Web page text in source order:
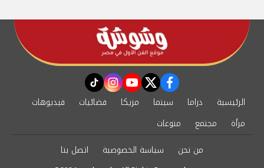
facebook
twitter
youtube
instagram
tiktok
الرئيسية دراما سينما مزيكا فضائيات
فيديوهات
مرأة
مجتمع
منوعات
من نحن
سياسة الخصوصية اتصل بنا